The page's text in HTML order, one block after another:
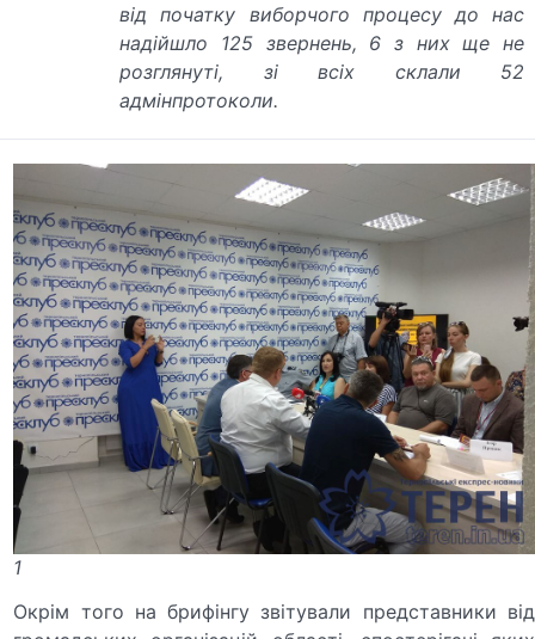
від початку виборчого процесу до нас
надійшло 125 звернень, 6 з них ще не
розглянуті, зі всіх склали 52
адмінпротоколи.
1
Окрім того на брифінгу звітували представники від